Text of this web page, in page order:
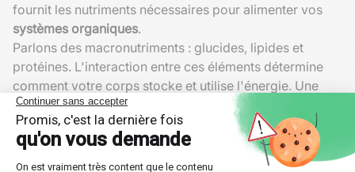
fournit les nutriments nécessaires pour alimenter vos
systèmes organiques.
Parlons des macronutriments : glucides, lipides et
protéines. L'interaction entre ces éléments détermine
comment votre corps stocke et utilise l'énergie. Une
déviation peut altérer le fonctionnement normal des
cellules.
Microbiome intestinal et santé
Le microbiome intestinalrelève tout autant de la science